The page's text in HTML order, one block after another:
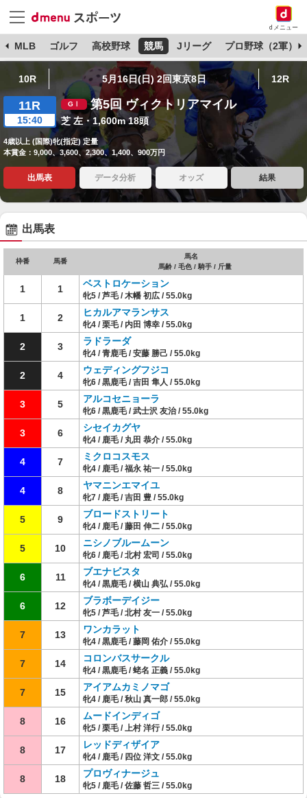
dメニュー
MLB ゴルフ 高校野球 競馬 Jリーグ プロ野球（2軍）
10R 5月16日(日) 2回東京8日 12R
11R
15:40
第5回 ヴィクトリアマイル
芝 左・1,600m 18頭
4歳以上 (国際)牝(指定) 定量
本賞金：9,000、3,600、2,300、1,400、900万円
出馬表 データ分析 オッズ 結果
出馬表
枠番 馬番
馬名
馬齢 / 毛色 / 騎手 / 斤量
1 1 ベストロケーション
牝5 / 芦毛 / 木幡 初広 / 55.0kg
1 2 ヒカルアマランサス
牝4 / 栗毛 / 内田 博幸 / 55.0kg
2 3 ラドラーダ
牝4 / 青鹿毛 / 安藤 勝己 / 55.0kg
2 4 ウェディングフジコ
牝6 / 黒鹿毛 / 吉田 隼人 / 55.0kg
3 5 アルコセニョーラ
牝6 / 黒鹿毛 / 武士沢 友治 / 55.0kg
3 6 シセイカグヤ
牝4 / 鹿毛 / 丸田 恭介 / 55.0kg
4 7 ミクロコスモス
牝4 / 鹿毛 / 福永 祐一 / 55.0kg
4 8 ヤマニンエマイユ
牝7 / 鹿毛 / 吉田 豊 / 55.0kg
5 9 ブロードストリート
牝4 / 鹿毛 / 藤田 伸二 / 55.0kg
5 10 ニシノブルームーン
牝6 / 鹿毛 / 北村 宏司 / 55.0kg
6 11 ブエナビスタ
牝4 / 黒鹿毛 / 横山 典弘 / 55.0kg
6 12 ブラボーデイジー
牝5 / 芦毛 / 北村 友一 / 55.0kg
7 13 ワンカラット
牝4 / 黒鹿毛 / 藤岡 佑介 / 55.0kg
7 14 コロンバスサークル
牝4 / 黒鹿毛 / 蛯名 正義 / 55.0kg
7 15 アイアムカミノマゴ
牝4 / 鹿毛 / 秋山 真一郎 / 55.0kg
8 16 ムードインディゴ
牝5 / 栗毛 / 上村 洋行 / 55.0kg
8 17 レッドディザイア
牝4 / 鹿毛 / 四位 洋文 / 55.0kg
8 18 プロヴィナージュ
牝5 / 鹿毛 / 佐藤 哲三 / 55.0kg